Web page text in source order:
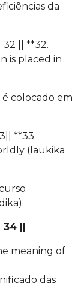
da
|| **32.
is placed in
é colocado em
**33.
(laukika
34 ||
meaning of
das